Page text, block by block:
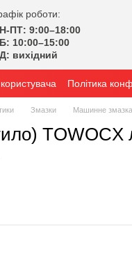
роботи:
ПТ: 9:00–18:00
10:00–15:00
вихідний
Політика
Змазки Машинне змазка
TOWOCX